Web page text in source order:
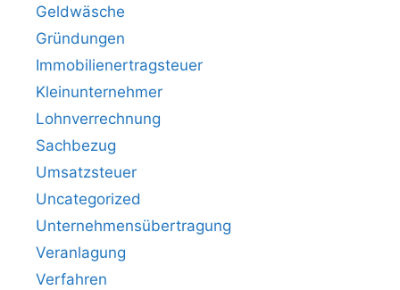
Geldwäsche
Gründungen
Immobilienertragsteuer
Kleinunternehmer
Lohnverrechnung
Sachbezug
Umsatzsteuer
Uncategorized
Unternehmensübertragung
Veranlagung
Verfahren